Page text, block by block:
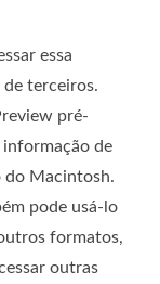
essa
de terceiros.
pré-
de
do Macintosh.
pode usá-lo
formatos,
outras